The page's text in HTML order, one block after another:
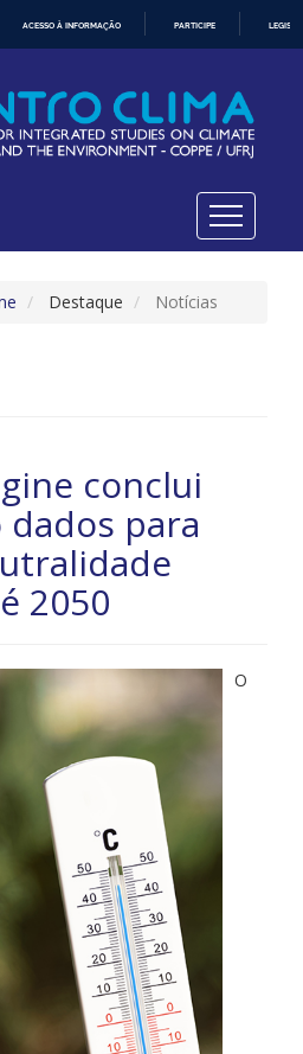
O
CONTEÚDO
ACESSO À INFORMAÇÃO PARTICIPE
Destaque Notícias
conclui
para
2050
O